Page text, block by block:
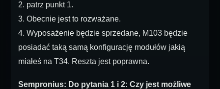
2. patrz punkt 1.
3. Obecnie jest to rozważane.
4. Wyposażenie będzie sprzedane, M103 będzie
posiadać taką samą konfigurację modułów jakią
miałeś na T34. Reszta jest poprawna.
Sempronius: Do pytania 1 i 2: Czy jest możliwe